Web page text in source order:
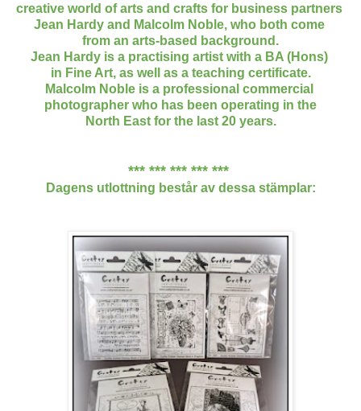
creative world of arts and crafts for business partners
Jean Hardy and Malcolm Noble, who both come
from an arts-based background.
Jean Hardy is a practising artist with a BA (Hons)
in Fine Art, as well as a teaching certificate.
Malcolm Noble is a professional commercial
photographer who has been operating in the
North East for the last 20 years.
*** *** *** *** ***
Dagens utlottning består av dessa stämplar: